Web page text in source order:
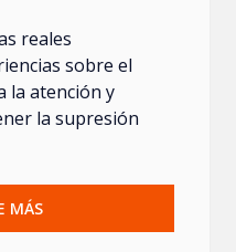
reales
sobre el
la atención y
la supresión
MÁS